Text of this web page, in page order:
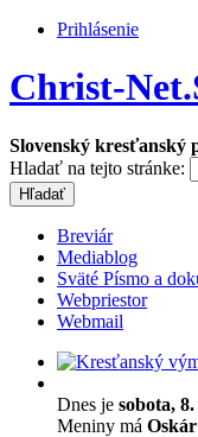
Prihlásenie
Christ-
Slovenský kresťanský
Hladať na tejto stránke:
Breviár
Mediablog
Sväté Písmo a
Webpriestor
Webmail
Dnes je sobota,
Meniny má Oskár